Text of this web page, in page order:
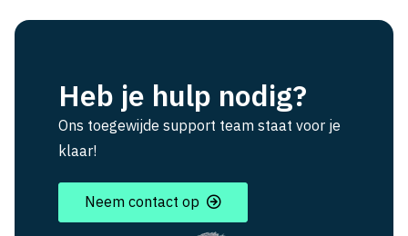
Heb je hulp nodig?
Ons toegewijde support team staat voor je
klaar!
Neem contact op